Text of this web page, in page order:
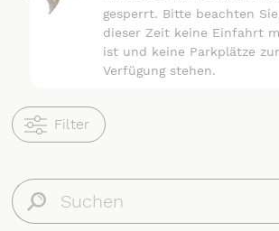
gesperrt. Bitte beachten
dieser Zeit keine Einfahrt
ist und keine Parkplätze zur
Verfügung stehen.
Filter